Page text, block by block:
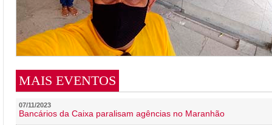
MAIS EVENTOS
07/11/2023
Bancários da Caixa paralisam agências no Maranhão